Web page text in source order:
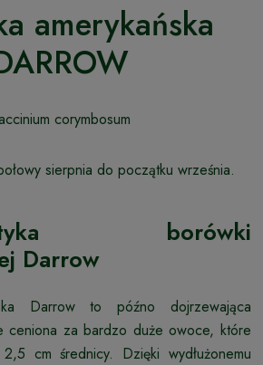
amerykańska
corymbosum
sierpnia do początku września.
borówki
Darrow
Darrow to późno dojrzewająca
ceniona za bardzo duże owoce, które
cm średnicy. Dzięki wydłużonemu